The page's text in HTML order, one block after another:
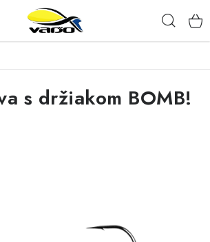
s držiakom BOMB!